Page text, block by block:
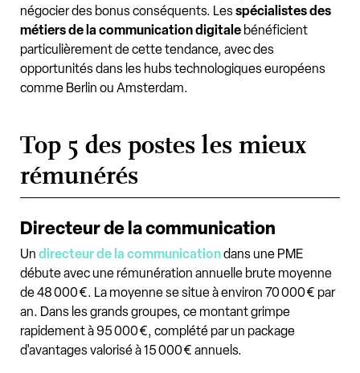
négocier des bonus conséquents. Lesspécialistes des
métiers de la communication digitale bénéficient
particulièrement de cette tendance, avec des
opportunités dans les hubs technologiques européens
comme Berlin ou Amsterdam.
Top 5 des postes les mieux
rémunérés
Directeur de la communication
Un directeur de la communicationdans une PME
débute avec une rémunération annuelle brute moyenne
de 48 000 €. La moyenne se situe à environ 70 000 € par
an. Dans les grands groupes, ce montant grimpe
rapidement à 95 000 €, complété par un package
d'avantages valorisé à 15 000 € annuels.